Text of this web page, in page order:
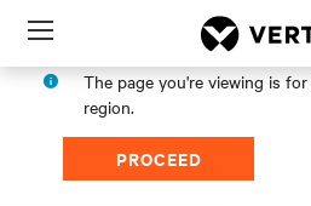
Menu
The page you're viewing is for
region.
PROCEED